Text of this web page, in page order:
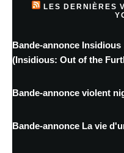
LES DERNIÈRES
Bande-annonce
(Insidious: Out of the
Bande-annonce violent
Bande-annonce La vie